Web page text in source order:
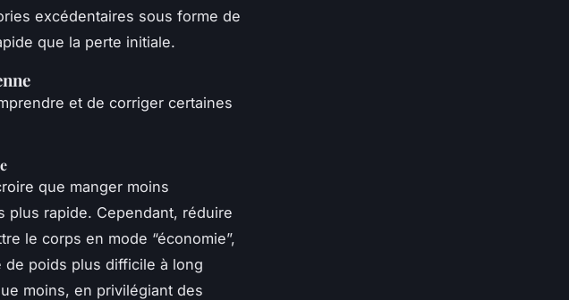
excédentaires sous forme de
que la perte initiale.
et de corriger certaines
que manger moins
plus rapide. Cependant, réduire
le corps en mode “économie”,
poids plus difficile à long
moins, en privilégiant des